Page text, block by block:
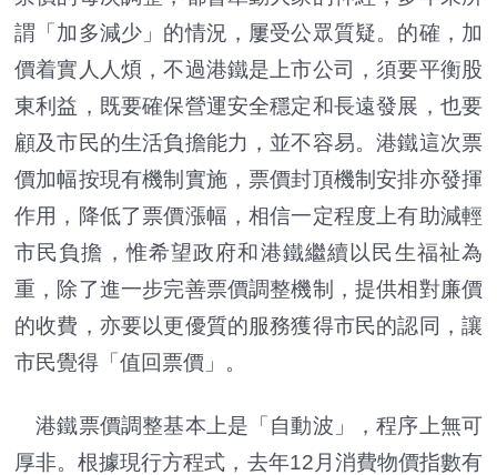
謂「加多減少」的情況，屢受公眾質疑。的確，加
價着實人人煩，不過港鐵是上市公司，須要平衡股
東利益，既要確保營運安全穩定和長遠發展，也要
顧及市民的生活負擔能力，並不容易。港鐵這次票
價加幅按現有機制實施，票價封頂機制安排亦發揮
作用，降低了票價漲幅，相信一定程度上有助減輕
市民負擔，惟希望政府和港鐵繼續以民生福祉為
重，除了進一步完善票價調整機制，提供相對廉價
的收費，亦要以更優質的服務獲得市民的認同，讓
市民覺得「值回票價」。
港鐵票價調整基本上是「自動波」，程序上無可
厚非。根據現行方程式，去年12月消費物價指數有